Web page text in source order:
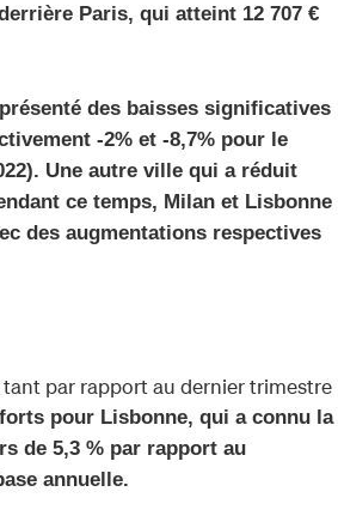
Paris, qui atteint 12 707 €
des baisses significatives
-2% et -8,7% pour le
Une autre ville qui a réduit
ce temps, Milan et Lisbonne
des augmentations respectives
par rapport au dernier trimestre
pour Lisbonne, qui a connu la
de 5,3 % par rapport au
annuelle.